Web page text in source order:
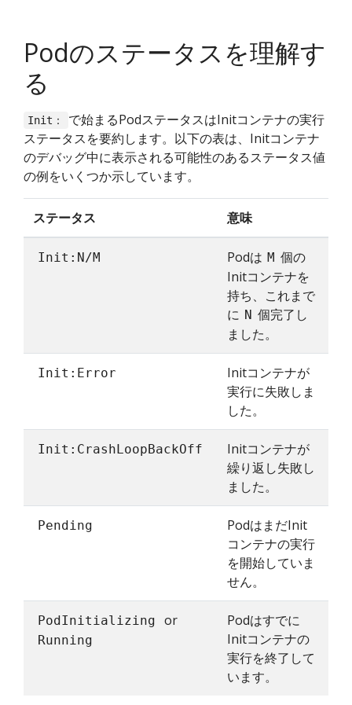
Podのステータスを理解す
る
Init：
で始まるPodステータスはInitコンテナの実行
ステータスを要約します。以下の表は、Initコンテナ
のデバッグ中に表示される可能性のあるステータス値
の例をいくつか示しています。
ステータス 意味
Init:N/M Podは M 個の
Initコンテナを
持ち、これまで
に N 個完了し
ました。
Init:Error
Initコンテナが
実行に失敗しま
した。
Init:CrashLoopBackOff
Initコンテナが
繰り返し失敗し
ました。
Pending
PodはまだInit
コンテナの実行
を開始していま
せん。
PodInitializing or
Running
Podはすでに
Initコンテナの
実行を終了して
います。